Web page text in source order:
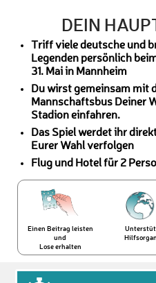
DEIN
Triff viele deutsche und
Legenden persönlich
31. Mai in Mannheim
Du wirst gemeinsam mit
Mannschaftsbus Deiner
Stadion einfahren.
Das Spiel werdet ihr
Eurer Wahl verfolgen
Flug und Hotel für 2
Einen Beitrag leisten
und
Lose erhalten